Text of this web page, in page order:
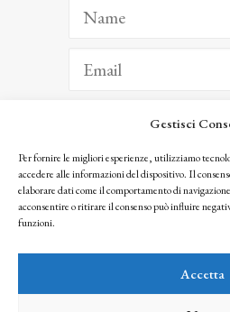
Gestisci
Per fornire le migliori esperienze, utilizziamo
accedere alle informazioni del dispositivo. Il
elaborare dati come il comportamento di
acconsentire o ritirare il consenso può influire
funzioni.
Accetta
Facendo clic per iscriverti, riconosci che le tue
seguendo la nostra Privacy Policy
© 2025 Istituto Matteucci. All right reserved
l’autorizzazione scritta dei proprietari dei diritti e